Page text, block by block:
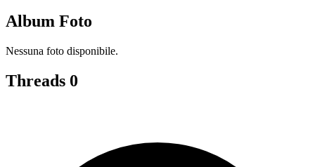
Album Foto
Nessuna foto disponibile.
Threads 0